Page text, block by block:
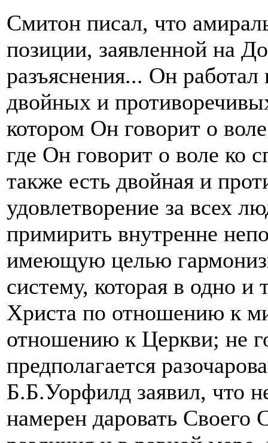
Смитон писал, что
позиции, заявленной на
разъяснения... Он
двойных и
котором Он говорит о
где Он говорит о воле ко
также есть двойная и
удовлетворение за всех
примирить внутренне
имеющую целью
систему, которая в одно
Христа по отношению к
отношению к Церкви; не
предполагается
Б.Б.Уорфилд заявил, что
намерен даровать Своего